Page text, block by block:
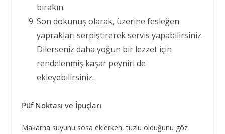
bırakın.
Son dokunuş olarak, üzerine fesleğen
yaprakları serpiştirerek servis yapabilirsiniz.
Dilerseniz daha yoğun bir lezzet için
rendelenmiş kaşar peyniri de
ekleyebilirsiniz.
Püf Noktası ve İpuçları
Makarna suyunu sosa eklerken, tuzlu olduğunu göz